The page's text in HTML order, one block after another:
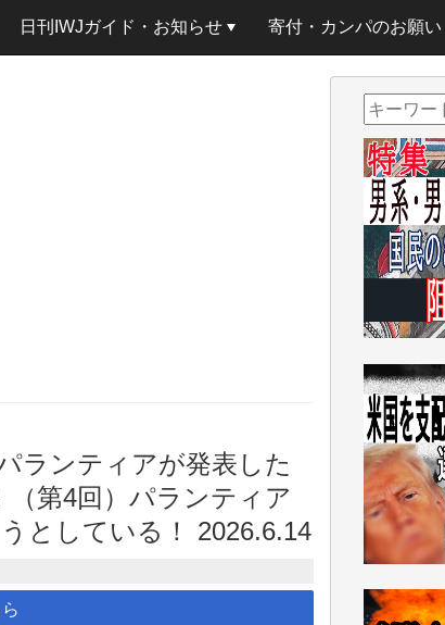
日刊IWJガイド・お知らせ 寄付・カンパのお願い
ランティアが発表した
第4回）パランティア
としている！ 2026.6.14